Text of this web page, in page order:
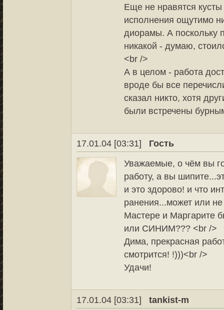
Еще не нравятся
исполнения ощутимо
диорамы. А поскольку
никакой - думаю,
<br />
А в целом - работа
вроде бы все
сказал никто, хотя
были встречены
17.01.04 [03:31]
Гость
Уважаемые, о чём вы
работу, а вы
и это здорово! и что
ранения...может или
Мастере и
или СИНИМ??? <br />
Дима, прекрасная
смотрится! !)))<br />
Удачи!
17.01.04 [03:31] tankist-m